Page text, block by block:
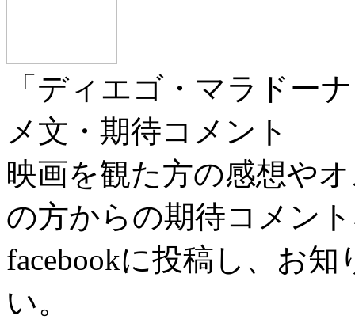
「ディエゴ・マラドー
メ文・期待コメント
映画を観た方の感想や
の方からの期待コメン
facebookに投稿し、お
い。